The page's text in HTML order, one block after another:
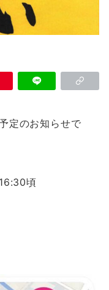
定のお知らせで
頃